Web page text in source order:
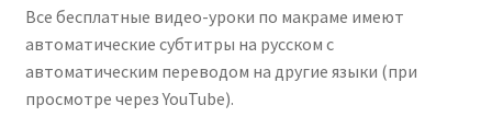
Все бесплатные видео-уроки по макраме имеют
автоматические субтитры на русском с
автоматическим переводом на другие языки (при
просмотре через YouTube).